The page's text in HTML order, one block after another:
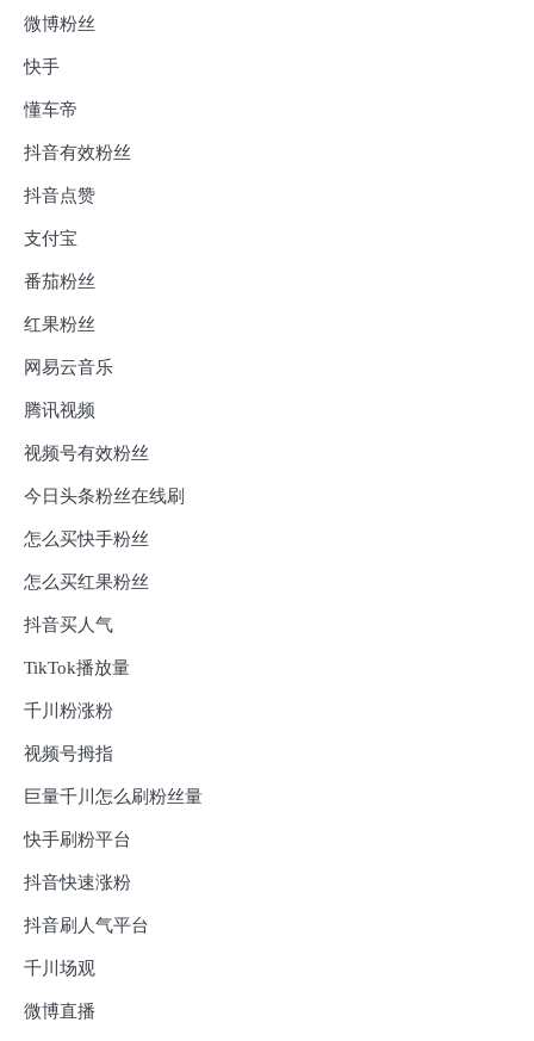
微博粉丝
快手
懂车帝
抖音有效粉丝
抖音点赞
支付宝
番茄粉丝
红果粉丝
网易云音乐
腾讯视频
视频号有效粉丝
今日头条粉丝在线刷
怎么买快手粉丝
怎么买红果粉丝
抖音买人气
TikTok播放量
千川粉涨粉
视频号拇指
巨量千川怎么刷粉丝量
快手刷粉平台
抖音快速涨粉
抖音刷人气平台
千川场观
微博直播